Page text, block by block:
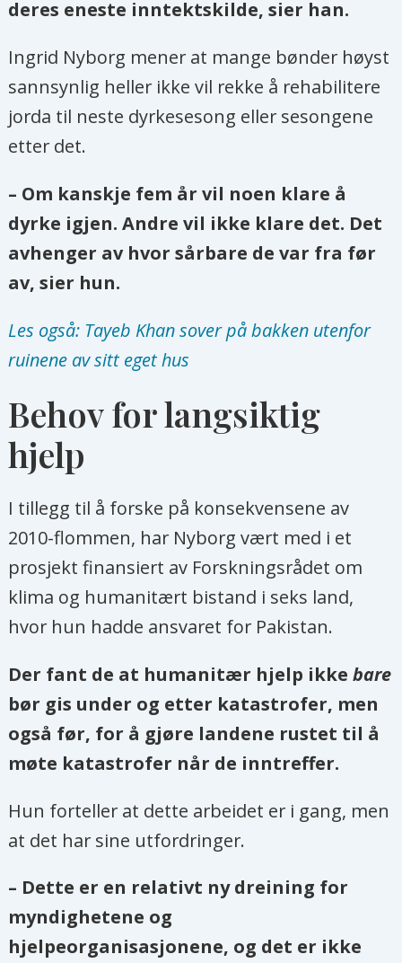
deres eneste inntektskilde, sier han.
Ingrid Nyborg mener at mange bønder høyst
sannsynlig heller ikke vil rekke å rehabilitere
jorda til neste dyrkesesong eller sesongene
etter det.
– Om kanskje fem år vil noen klare å
dyrke igjen. Andre vil ikke klare det. Det
avhenger av hvor sårbare de var fra før
av, sier hun.
Les også: Tayeb Khan sover på bakken utenfor
ruinene av sitt eget hus
Behov for langsiktig
hjelp
I tillegg til å forske på konsekvensene av
2010-flommen, har Nyborg vært med i et
prosjekt finansiert av Forskningsrådet om
klima og humanitært bistand i seks land,
hvor hun hadde ansvaret for Pakistan.
Der fant de at humanitær hjelp ikkebare
bør gis under og etter katastrofer, men
også før, for å gjøre landene rustet til å
møte katastrofer når de inntreffer.
Hun forteller at dette arbeidet er i gang, men
at det har sine utfordringer.
– Dette er en relativt ny dreining for
myndighetene og
hjelpeorganisasjonene, og det er ikke